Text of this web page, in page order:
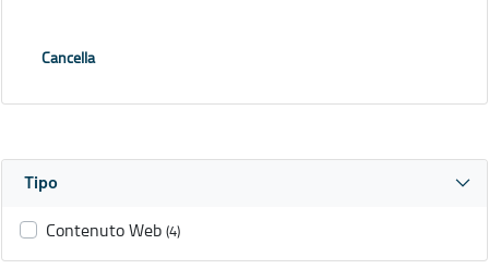
Cancella
Tipo
Contenuto Web (4)